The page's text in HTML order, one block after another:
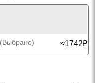
(Выбрано) ≈1742₽